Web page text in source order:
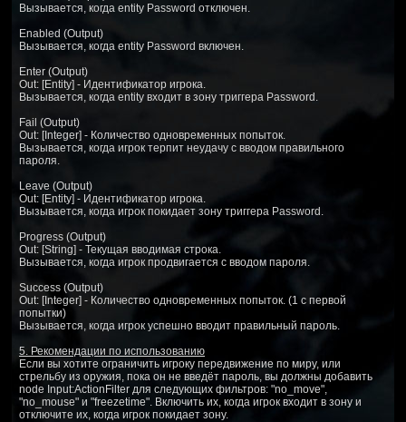
Вызывается, когда entity Password отключен.
Enabled (Output)
Вызывается, когда entity Password включен.
Enter (Output)
Out: [Entity] - Идентификатор игрока.
Вызывается, когда entity входит в зону триггера Password.
Fail (Output)
Out: [Integer] - Количество одновременных попыток.
Вызывается, когда игрок терпит неудачу с вводом правильного
пароля.
Leave (Output)
Out: [Entity] - Идентификатор игрока.
Вызывается, когда игрок покидает зону триггера Password.
Progress (Output)
Out: [String] - Текущая вводимая строка.
Вызывается, когда игрок продвигается с вводом пароля.
Success (Output)
Out: [Integer] - Количество одновременных попыток. (1 с первой
попытки)
Вызывается, когда игрок успешно вводит правильный пароль.
5. Рекомендации по использованию
Если вы хотите ограничить игроку передвижение по миру, или
стрельбу из оружия, пока он не введёт пароль, вы должны добавить
node Input:ActionFilter для следующих фильтров: "no_move",
"no_mouse" и "freezetime". Включить их, когда игрок входит в зону и
отключите их, когда игрок покидает зону.